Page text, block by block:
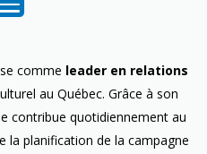
comme leader en relations
au Québec. Grâce à son
contribue quotidiennement au
la planification de la campagne